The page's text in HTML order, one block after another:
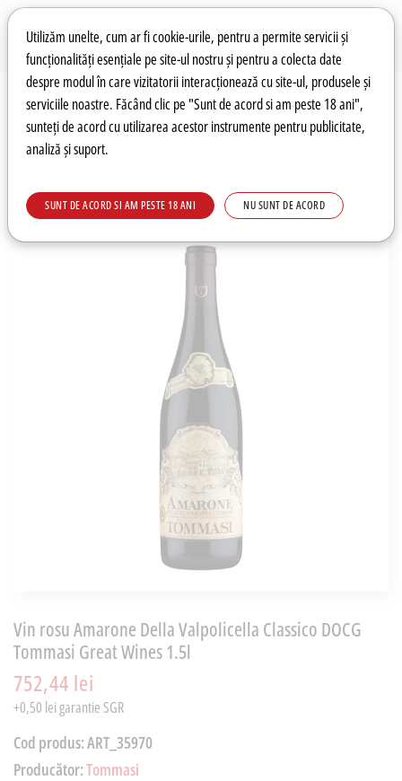
Preferințe pentru cookie-uri
Utilizăm unelte, cum ar fi cookie-urile, pentru a permite servicii și
funcționalități esențiale pe site-ul nostru și pentru a colecta date
despre modul în care vizitatorii interacționează cu site-ul, produsele și
serviciile noastre. Făcând clic pe "Sunt de acord si am peste 18 ani",
sunteți de acord cu utilizarea acestor instrumente pentru publicitate,
analiză și suport.
SUNT DE ACORD SI AM PESTE 18 ANI NU SUNT DE ACORD
Wishlist Autentificare
Vin rosu Amarone Della Valpolicella Classico DOCG
Tommasi Great Wines 1.5l
752,44 lei
+0,50 lei garantie SGR
Cod produs:ART_35970
Producător:Tommasi